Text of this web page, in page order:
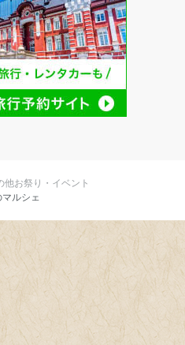
他お祭り・イベント
ルシェ